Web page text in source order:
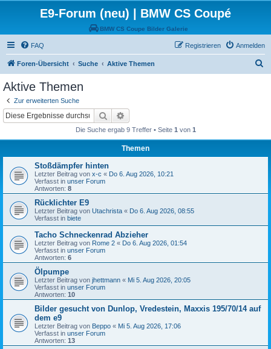
E9-Forum (neu) | BMW CS Coupé
BMW CS Coupe Bilder Galerie
FAQ Anmelden
Registrieren
Foren-Übersicht Suche Aktive Themen
Aktive Themen
Zur erweiterten Suche
Suche
Die Suche ergab 9 Treffer • Seite 1 von 1
Themen
Stoßdämpfer hinten
Letzter Beitrag von x-c « Do 6. Aug 2026, 10:21
Verfasst in unser Forum
Antworten: 8
Rücklichter E9
Letzter Beitrag von Utachrista « Do 6. Aug 2026, 08:55
Verfasst in biete
Tacho Schneckenrad Abzieher
Letzter Beitrag von Rome 2 « Do 6. Aug 2026, 01:54
Verfasst in unser Forum
Antworten: 6
Ölpumpe
Letzter Beitrag von jhettmann « Mi 5. Aug 2026, 20:05
Verfasst in unser Forum
Antworten: 10
Bilder gesucht von Dunlop, Vredestein, Maxxis 195/70/14 auf
dem e9
Letzter Beitrag von Beppo « Mi 5. Aug 2026, 17:06
Verfasst in unser Forum
Antworten: 13